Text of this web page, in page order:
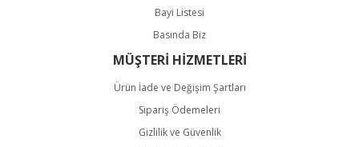
Bayi Listesi
Basında Biz
MÜŞTERİ HİZMETLERİ
Ürün İade ve Değişim Şartları
Sipariş Ödemeleri
Gizlilik ve Güvenlik